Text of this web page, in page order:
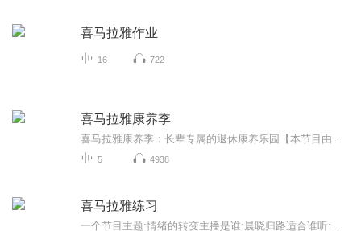
喜马拉雅作业
16 722
喜马拉雅康养季
5 4938
喜马拉雅练习